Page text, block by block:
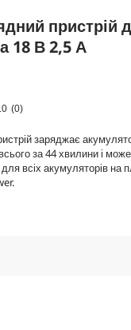
пристрій
18 В 2,5 А
(0)
заряджає
за 44 хвилини і може
всіх акумуляторів на